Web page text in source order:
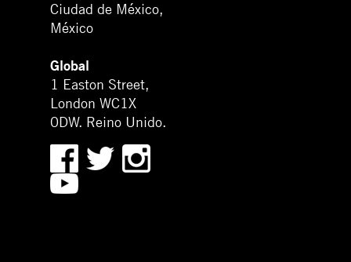
Ciudad de México,
México
Global
1 Easton Street,
London WC1X
0DW. Reino Unido.